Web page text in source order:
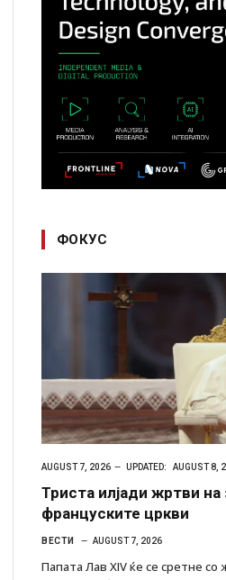
ФОКУС
AUGUST 7, 2026 UPDATED: AUGUST 8,
Триста илјади жртви на
француските цркви
ВЕСТИ AUGUST 7, 2026
Папата Лав XIV ќе се сретне со